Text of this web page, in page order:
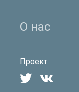
О нас
Проект
 